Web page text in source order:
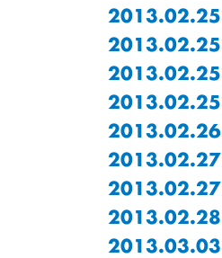
2013.02.25
2013.02.25
2013.02.25
2013.02.25
2013.02.26
2013.02.27
2013.02.27
2013.02.28
2013.03.03